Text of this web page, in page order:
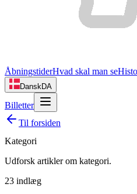
ÅbningstiderHvad skal man se
DanskDA
Billetter
Til forsiden
Kategori
Udforsk artikler om kategori.
23 indlæg